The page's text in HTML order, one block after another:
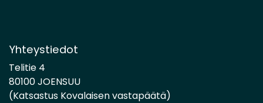
Yhteystiedot
Telitie 4
80100 JOENSUU
(Katsastus Kovalaisen vastapäätä)